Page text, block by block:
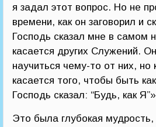
я задал этот вопрос. Но не
времени, как он заговорил и
Господь сказал мне в самом
касается других Служений.
научиться чему-то от них, но
касается того, чтобы быть
Господь сказал: “Будь, как
Это была глубокая мудрость,